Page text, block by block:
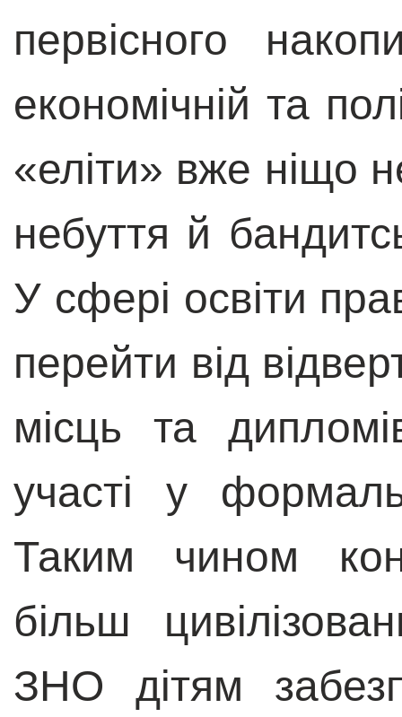
первісного
економічній та
«еліти» вже ніщо
небуття й
У сфері освіти
перейти від
місць та
участі у
Таким чином
більш
ЗНО дітям